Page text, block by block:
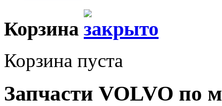
Корзина
Корзина пуста
Запчасти VOLVO по